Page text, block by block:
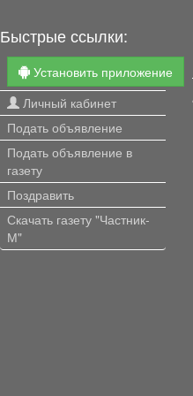
Быстрые ссылки:
Установить приложение
Личный кабинет
Подать объявление
Подать объявление в
газету
Поздравить
Скачать газету "Частник-
М"